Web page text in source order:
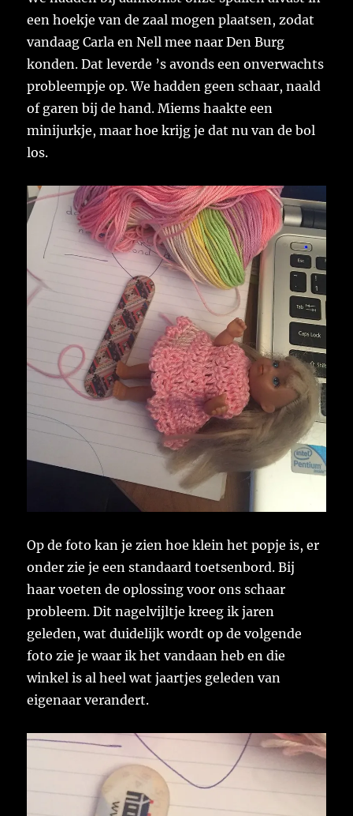
een hoekje van de zaal mogen plaatsen, zodat
vandaag Carla en Nell mee naar Den Burg
konden. Dat leverde ’s avonds een onverwachts
probleempje op. We hadden geen schaar, naald
of garen bij de hand. Miems haakte een
minijurkje, maar hoe krijg je dat nu van de bol
los.
Op de foto kan je zien hoe klein het popje is, er
onder zie je een standaard toetsenbord. Bij
haar voeten de oplossing voor ons schaar
probleem. Dit nagelvijltje kreeg ik jaren
geleden, wat duidelijk wordt op de volgende
foto zie je waar ik het vandaan heb en die
winkel is al heel wat jaartjes geleden van
eigenaar verandert.